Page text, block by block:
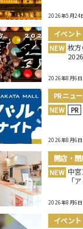
2026年5月24
イベント
NEW 枚
2026年8月6日
PRニュ
NEW
PR
2026年8月6日
開店・閉
NEW 中
「
2026年8月6日
イベント